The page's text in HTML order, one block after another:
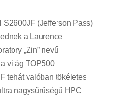
S2600JF (Jefferson Pass)
a Laurence
„Zin” nevű
világ TOP500
tehát valóban tökéletes
nagysűrűségű HPC